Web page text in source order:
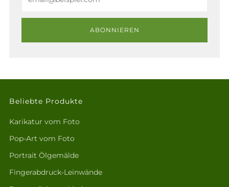
ABONNIEREN
Beliebte Produkte
Karikatur vom Foto
Pop-Art vom Foto
Portrait Ölgemälde
Fingerabdruck-Leinwände